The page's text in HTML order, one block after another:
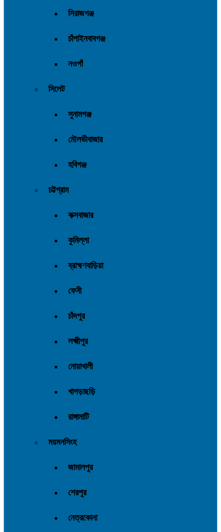
সিরাজগঞ্জ
চাঁপাইনবাবগঞ্জ
নওগাঁ
সিলেট
সুনামগঞ্জ
মৌলভীবাজার
হবিগঞ্জ
চট্টগ্রাম
কক্সবাজার
কুমিল্লা
ব্রাহ্মণবাড়িয়া
ফেনী
চাঁদপুর
লক্ষ্মীপুর
নোয়াখালী
খাগড়াছড়ি
রাঙ্গামাটি
ময়মনসিংহ
জামালপুর
শেরপুর
নেত্রকোনা